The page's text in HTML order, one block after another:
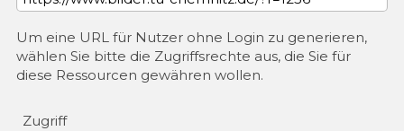
Um eine URL für Nutzer ohne Login zu generieren,
wählen Sie bitte die Zugriffsrechte aus, die Sie für
diese Ressourcen gewähren wollen.
Zugriff